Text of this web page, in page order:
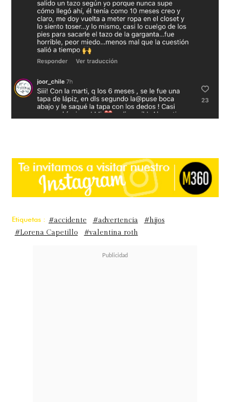
Etiquetas : #accidente #advertencia
#hijos
#Lorena Capetillo
#valentina roth